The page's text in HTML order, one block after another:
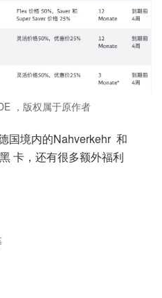
，版权属于原作者
国境内的Nahverkehr 和
卡，还有很多额外福利